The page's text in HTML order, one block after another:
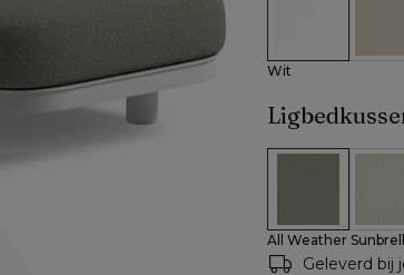
Wit
All Weather
All
All Weather
Geleverd bij